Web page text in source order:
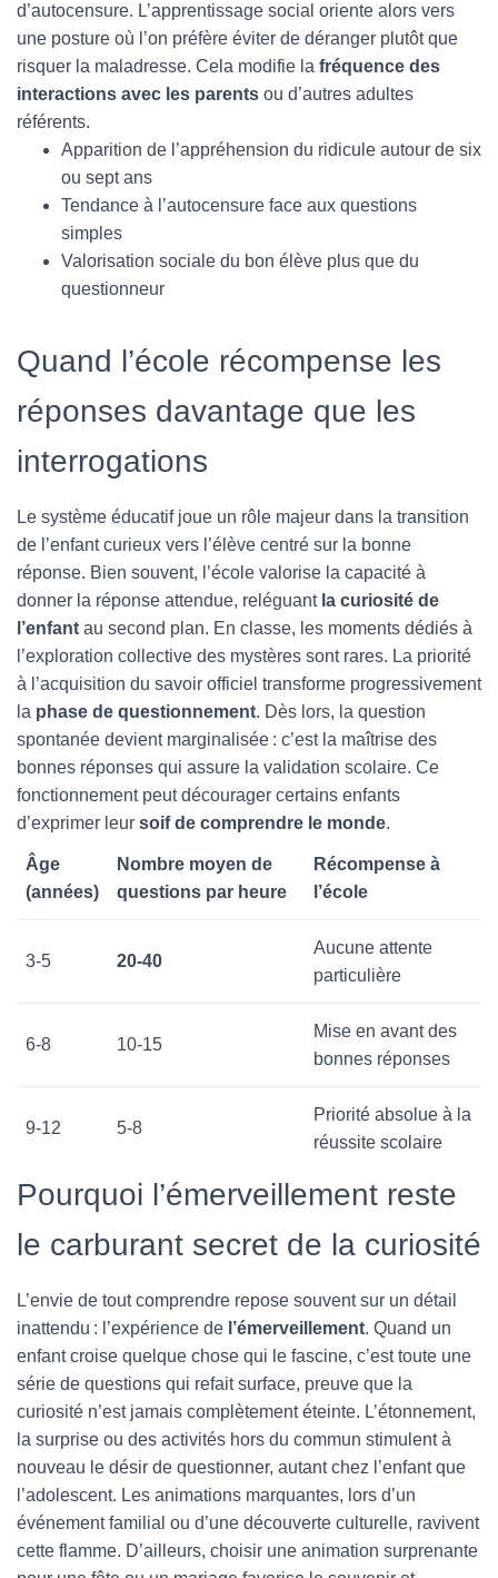
d’autocensure. L’apprentissage social oriente alors vers
une posture où l’on préfère éviter de déranger plutôt que
risquer la maladresse. Cela modifie la fréquence des
interactions avec les parents ou d’autres adultes
référents.
Apparition de l’appréhension du ridicule autour de six
ou sept ans
Tendance à l’autocensure face aux questions
simples
Valorisation sociale du bon élève plus que du
questionneur
Quand l’école récompense les
réponses davantage que les
interrogations
Le système éducatif joue un rôle majeur dans la transition
de l’enfant curieux vers l’élève centré sur la bonne
réponse. Bien souvent, l’école valorise la capacité à
donner la réponse attendue, reléguant la curiosité de
l’enfant au second plan. En classe, les moments dédiés à
l’exploration collective des mystères sont rares. La priorité
à l’acquisition du savoir officiel transforme progressivement
la phase de questionnement. Dès lors, la question
spontanée devient marginalisée : c’est la maîtrise des
bonnes réponses qui assure la validation scolaire. Ce
fonctionnement peut décourager certains enfants
d’exprimer leur soif de comprendre le monde.
Âge
(années)
Nombre moyen de
questions par heure
Récompense à
l’école
3-5 20-40
Aucune attente
particulière
6-8 10-15
Mise en avant des
bonnes réponses
9-12 5-8
Priorité absolue à la
réussite scolaire
Pourquoi l’émerveillement reste
le carburant secret de la curiosité
L’envie de tout comprendre repose souvent sur un détail
inattendu : l’expérience de l’émerveillement. Quand un
enfant croise quelque chose qui le fascine, c’est toute une
série de questions qui refait surface, preuve que la
curiosité n’est jamais complètement éteinte. L’étonnement,
la surprise ou des activités hors du commun stimulent à
nouveau le désir de questionner, autant chez l’enfant que
l’adolescent. Les animations marquantes, lors d’un
événement familial ou d’une découverte culturelle, ravivent
cette flamme. D’ailleurs, choisir une animation surprenante